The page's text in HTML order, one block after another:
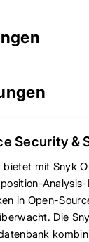
Security &
bietet mit Snyk
in Open-
Die